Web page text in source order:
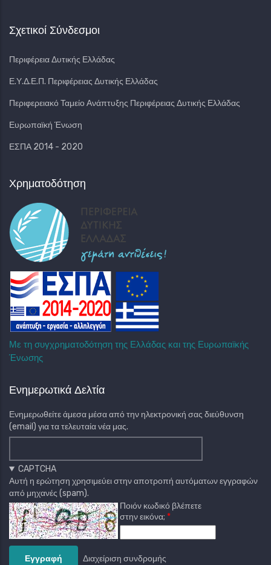
Σχετικοί Σύνδεσμοι
Περιφέρεια Δυτικής Ελλάδας
Ε.Υ.Δ.Ε.Π. Περιφέρειας Δυτικής Ελλάδας
Περιφερειακό Ταμείο Ανάπτυξης Περιφέρειας Δυτικής Ελλάδας
Ευρωπαϊκή Ένωση
ΕΣΠΑ 2014 - 2020
Χρηματοδότηση
Με τη συγχρηματοδότηση της Ελλάδας και της Ευρωπαϊκής
Ένωσης
Ενημερωτικά Δελτία
Ενημερωθείτε άμεσα μέσα από την ηλεκτρονική σας διεύθυνση
(email) για τα τελευταία νέα μας.
CAPTCHA
Αυτή η ερώτηση χρησιμεύει στην αποτροπή αυτόματων εγγραφών
από μηχανές (spam).
Ποιόν κωδικό βλέπετε
στην εικόνα;
Διαχείριση συνδρομής